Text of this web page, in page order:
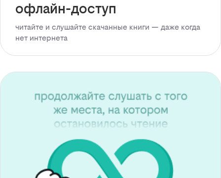
офлайн-доступ
читайте и слушайте скачанные книги — даже когда
нет интернета